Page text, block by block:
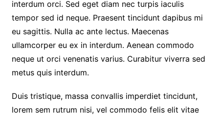
interdum orci. Sed eget diam nec turpis iaculis
tempor sed id neque. Praesent tincidunt dapibus mi
eu sagittis. Nulla ac ante lectus. Maecenas
ullamcorper eu ex in interdum. Aenean commodo
neque ut orci venenatis varius. Curabitur viverra sed
metus quis interdum.
Duis tristique, massa convallis imperdiet tincidunt,
lorem sem rutrum nisi, vel commodo felis elit vitae